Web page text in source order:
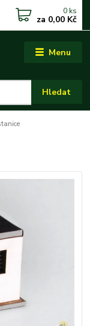
Menu
Hledat
0 ks
za 0,00 Kč